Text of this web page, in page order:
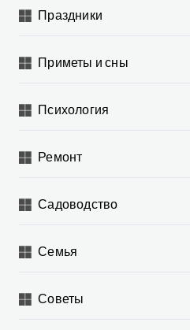
Праздники
Приметы и сны
Психология
Ремонт
Садоводство
Семья
Советы